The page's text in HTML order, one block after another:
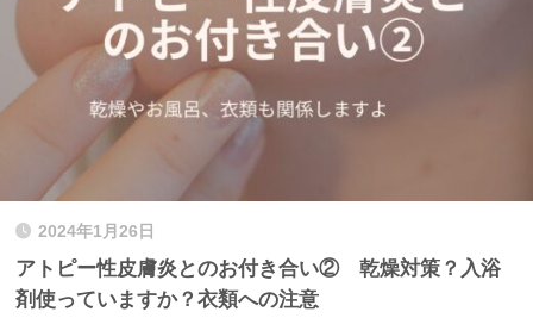
2024年1月26日
アトピー性皮膚炎とのお付き合い② 乾燥対策？入浴
剤使っていますか？衣類への注意